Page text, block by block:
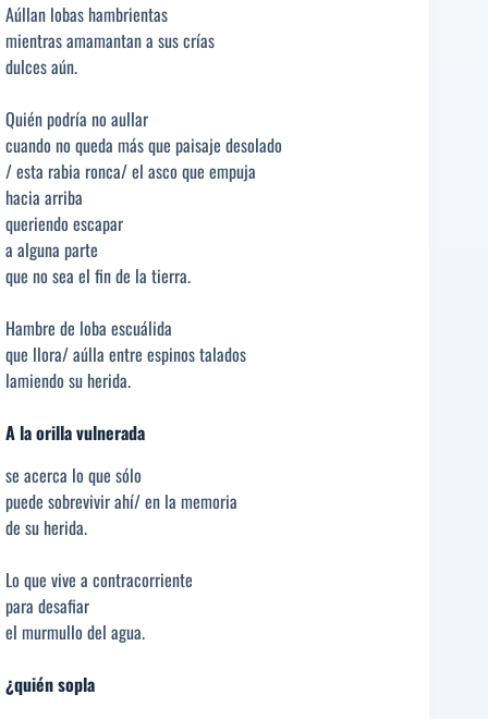
Aúllan lobas hambrientas
mientras amamantan a sus crías
dulces aún.
Quién podría no aullar
cuando no queda más que paisaje desolado
/ esta rabia ronca/ el asco que empuja
hacia arriba
queriendo escapar
a alguna parte
que no sea el fin de la tierra.
Hambre de loba escuálida
que llora/ aúlla entre espinos talados
lamiendo su herida.
A la orilla vulnerada
se acerca lo que sólo
puede sobrevivir ahí/ en la memoria
de su herida.
Lo que vive a contracorriente
para desafiar
el murmullo del agua.
¿quién sopla